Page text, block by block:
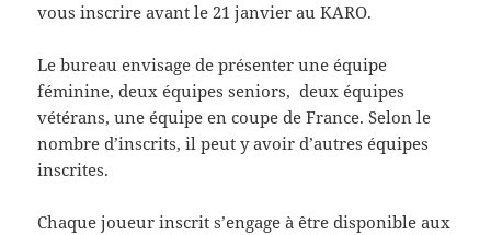
vous inscrire avant le 21 janvier au KARO.
Le bureau envisage de présenter une équipe
féminine, deux équipes seniors, deux équipes
vétérans, une équipe en coupe de France. Selon le
nombre d’inscrits, il peut y avoir d’autres équipes
inscrites.
Chaque joueur inscrit s’engage à être disponible aux